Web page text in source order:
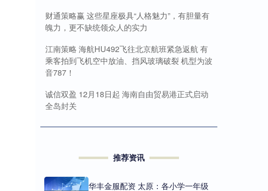
财通策略赢 这些星座极具“人格魅力”，有胆量有
魄力，更不缺统领众人的实力
江南策略 海航HU492飞往北京航班紧急返航 有
乘客拍到飞机空中放油、挡风玻璃破裂 机型为波
音787！
诚信双盈 12月18日起 海南自由贸易港正式启动
全岛封关
推荐资讯
华丰金服配资 太原：各小学一年级